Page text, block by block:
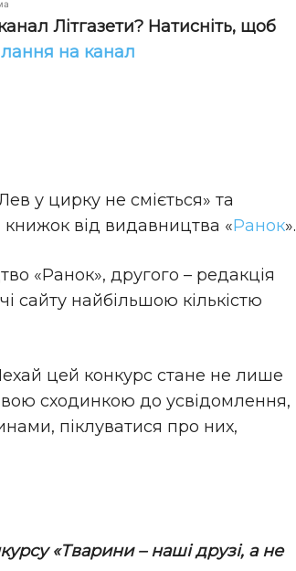
Літгазети? Натисніть, щоб
на канал
у цирку не сміється» та
від видавництва «Ранок».
«Ранок», другого – редакція
сайту найбільшою кількістю
цей конкурс стане не лише
сходинкою до усвідомлення,
піклуватися про них,
«Тварини – наші друзі, а не